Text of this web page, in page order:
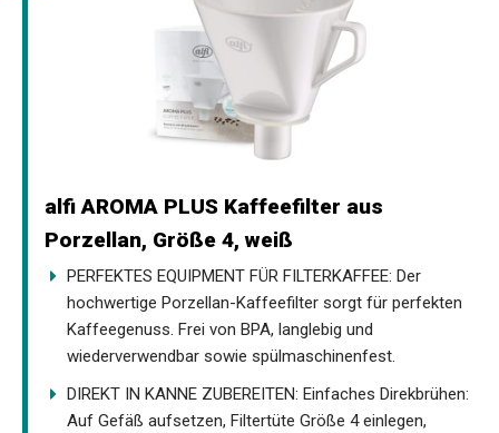
alfi AROMA PLUS Kaffeefilter aus
Porzellan, Größe 4, weiß
PERFEKTES EQUIPMENT FÜR FILTERKAFFEE: Der
hochwertige Porzellan-Kaffeefilter sorgt für perfekten
Kaffeegenuss. Frei von BPA, langlebig und
wiederverwendbar sowie spülmaschinenfest.
DIREKT IN KANNE ZUBEREITEN: Einfaches Direkbrühen:
Auf Gefäß aufsetzen, Filtertüte Größe 4 einlegen,